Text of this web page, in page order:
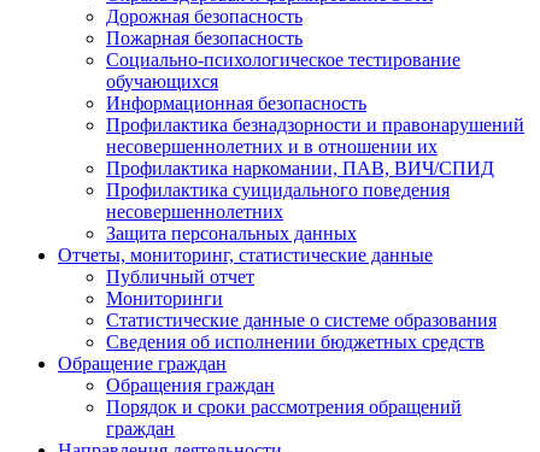
Дорожная безопасность
Пожарная безопасность
Социально-психологическое тестирование
обучающихся
Информационная безопасность
Профилактика безнадзорности и правонарушений
несовершеннолетних и в отношении их
Профилактика наркомании, ПАВ, ВИЧ/СПИД
Профилактика суицидального поведения
несовершеннолетних
Защита персональных данных
Отчеты, мониторинг, статистические данные
Публичный отчет
Мониторинги
Статистические данные о системе образования
Сведения об исполнении бюджетных средств
Обращение граждан
Обращения граждан
Порядок и сроки рассмотрения обращений
граждан